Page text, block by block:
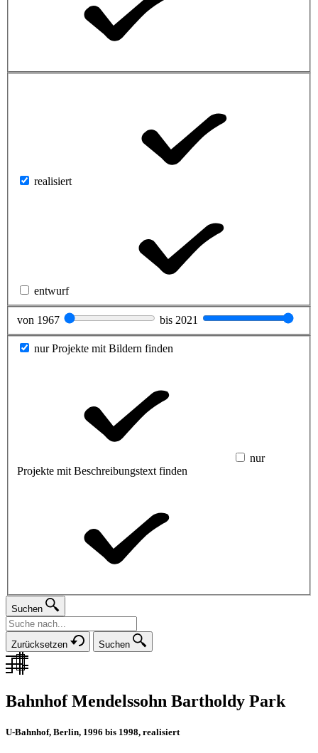
realisiert
entwurf
von 1967 bis 2021
nur Projekte mit Bildern finden
nur
Projekte mit Beschreibungstext finden
Suchen
Zurücksetzen Suchen
Bahnhof Mendelssohn Bartholdy Park
U-Bahnhof, Berlin, 1996 bis 1998, realisiert